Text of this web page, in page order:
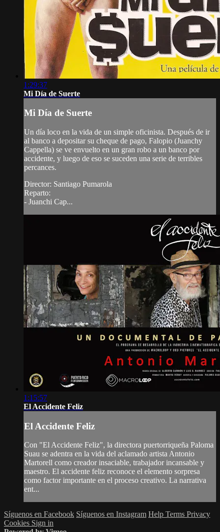
1:29:37
Mi Día de Suerte
Mi Día de Suerte
Un día loco en la vida de un simple oficinista. Después de ir
al banco a depositar su cheque de pago, Falopio (Juanchy
Cappella) se ve envuelto en un gran robo a un banco por
accidente, y luego de eso se suceden una serie de terribles
percances.
Director: Santiago Pumarola
Reparto:
- Juanchi Cap...
1:15:57
El Accidente Feliz
El Accidente Feliz
Con "El Accidente Feliz", la directora puertorriqueña Paloma
Suau se adentra en la vida del aclamado artista Antonio
Martorell como creador insaciable, trabajador incansable y
maestro. El accidente feliz reconoce el elemento sorpresa
como factor importante en el proceso creativo. La narrativa
ent...
Síguenos en Facebook Síguenos en Instagram Help Terms Privacy
Cookies Sign in